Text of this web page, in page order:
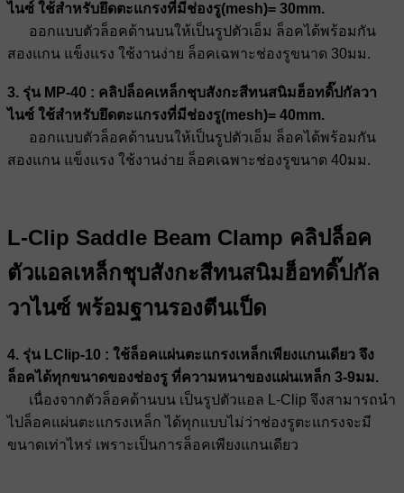
ไนซ์ ใช้สำหรับยึดตะแกรงที่มีช่องรู(mesh)= 30mm.
ออกแบบตัวล็อคด้านบนให้เป็นรูปตัวเอ็ม ล็อคได้พร้อมกัน
สองแกน แข็งแรง ใช้งานง่าย ล็อคเฉพาะช่องรูขนาด 30มม.
3. รุ่น MP-40 : คลิปล็อคเหล็กชุบสังกะสีทนสนิมฮ็อทดิ๊ปกัลวา
ไนซ์ ใช้สำหรับยึดตะแกรงที่มีช่องรู(mesh)= 40mm.
ออกแบบตัวล็อคด้านบนให้เป็นรูปตัวเอ็ม ล็อคได้พร้อมกัน
สองแกน แข็งแรง ใช้งานง่าย ล็อคเฉพาะช่องรูขนาด 40มม.
L-Clip Saddle Beam Clamp คลิปล็อค
ตัวแอลเหล็กชุบสังกะสีทนสนิมฮ็อทดิ๊ปกัล
วาไนซ์ พร้อมฐานรองตีนเป็ด
4. รุ่น LClip-10 : ใช้ล็อคแผ่นตะแกรงเหล็กเพียงแกนเดียว จึง
ล็อคได้ทุกขนาดของช่องรู ที่ความหนาของแผ่นเหล็ก 3-9มม.
เนื่องจากตัวล็อคด้านบน เป็นรูปตัวแอล L-Clip จึงสามารถนำ
ไปล็อคแผ่นตะแกรงเหล็ก ได้ทุกแบบไม่ว่าช่องรูตะแกรงจะมี
ขนาดเท่าไหร่ เพราะเป็นการล็อคเพียงแกนเดียว